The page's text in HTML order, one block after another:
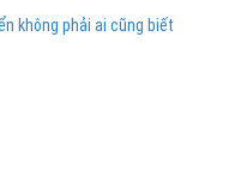
không phải ai cũng biết